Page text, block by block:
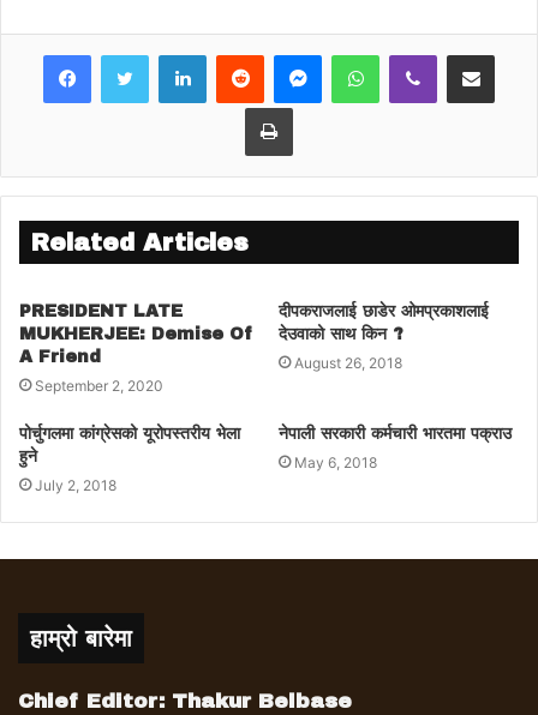
केन्द्रिय सभापत्ति कुल वहादुर गुरुङ्गले गर्नुहुनेछ ।
LinkedInReddit MessengerWhatsAppViber Share via Email
Print
Related Articles
PRESIDENT LATE
MUKHERJEE: Demise Of
A Friend
September 2, 2020
दीपकराजलाई छाडेर ओमप्रकाशलाई
देउवाको साथ किन ?
August 26, 2018
पोर्चुगलमा कांग्रेसको यूरोपस्तरीय भेला
हुने
July 2, 2018
नेपाली सरकारी कर्मचारी भारतमा पक्राउ
May 6, 2018
हाम्रो बारेमा
Chief Editor: Thakur Belbase